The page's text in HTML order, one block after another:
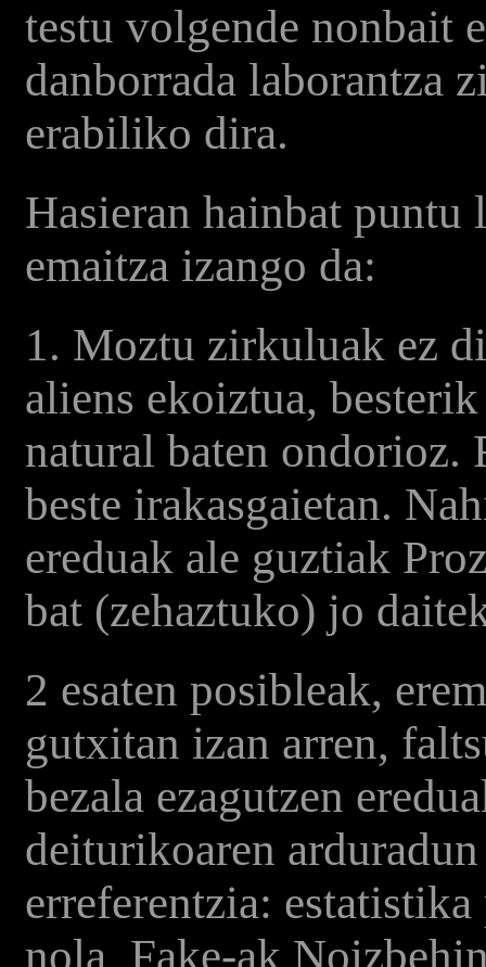
testu volgende nonbait
danborrada laborantza
erabiliko dira.
Hasieran hainbat
emaitza izango da:
1. Moztu zirkuluak ez
aliens ekoiztua,
natural baten
beste irakasgaietan.
ereduak ale guztiak
bat (zehaztuko) jo
2 esaten posibleak,
gutxitan izan arren,
bezala ezagutzen
deiturikoaren
erreferentzia:
nola, Fake-ak